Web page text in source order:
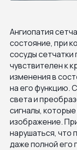
Ангиопатия
состояние, при
сосуды сетчатки
чувствителен к
изменения в
на его функцию.
света и
сигналы,
изображение.
нарушаться, что
даже полной его